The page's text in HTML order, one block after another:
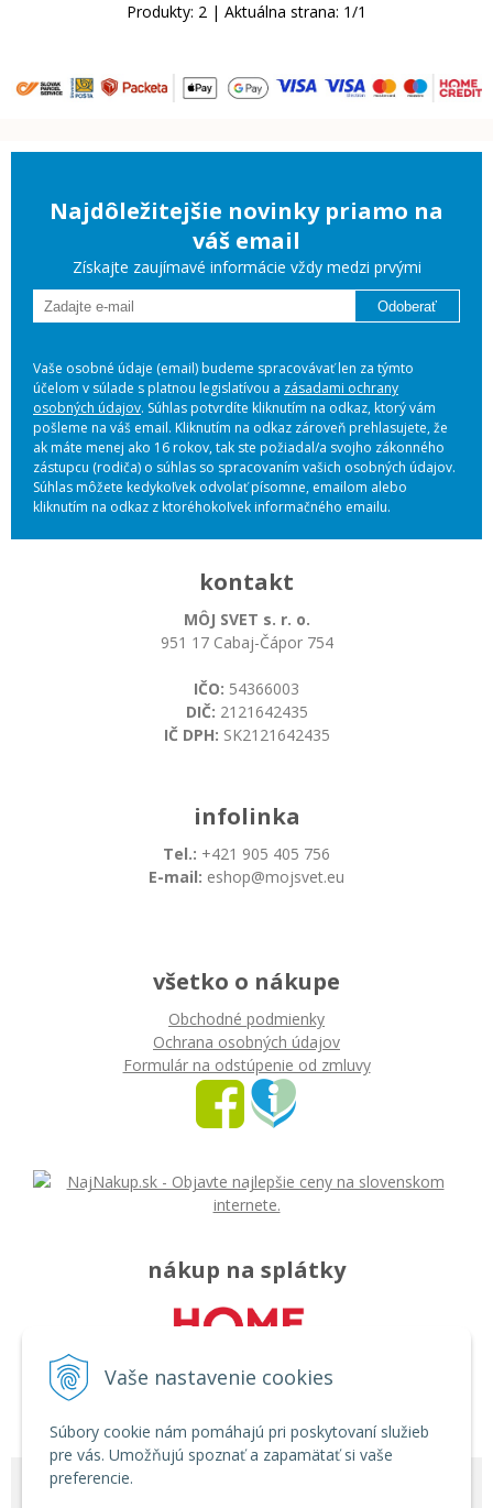
Vaše nastavenie cookies
Súbory cookie nám pomáhajú pri poskytovaní služieb
pre vás. Umožňujú spoznať a zapamätať si vaše
preferencie.
Produkty: 2 | Aktuálna strana: 1/1
Najdôležitejšie novinky priamo na
váš email
Získajte zaujímavé informácie vždy medzi prvými
Odoberať
Vaše osobné údaje (email) budeme spracovávať len za týmto
účelom v súlade s platnou legislatívou a zásadami ochrany
osobných údajov. Súhlas potvrdíte kliknutím na odkaz, ktorý vám
pošleme na váš email. Kliknutím na odkaz zároveň prehlasujete, že
ak máte menej ako 16 rokov, tak ste požiadal/a svojho zákonného
zástupcu (rodiča) o súhlas so spracovaním vašich osobných údajov.
Súhlas môžete kedykoľvek odvolať písomne, emailom alebo
kliknutím na odkaz z ktoréhokoľvek informačného emailu.
kontakt
MÔJ SVET s. r. o.
951 17 Cabaj-Čápor 754
IČO: 54366003
DIČ: 2121642435
IČ DPH: SK2121642435
infolinka
Tel.: +421 905 405 756
E-mail: eshop@mojsvet.eu
všetko o nákupe
Obchodné podmienky
Ochrana osobných údajov
Formulár na odstúpenie od zmluvy
nákup na splátky
© 2026 Môj svet - rozličný tovar •